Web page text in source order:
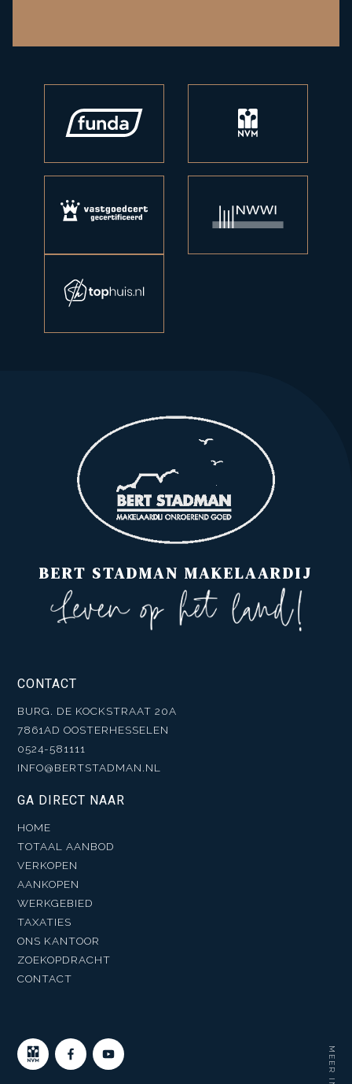
BERT STADMAN MAKELAARDIJ
CONTACT
BURG. DE KOCKSTRAAT 20A
7861AD OOSTERHESSELEN
0524-581111
INFO@BERTSTADMAN.NL
GA DIRECT NAAR
HOME
TOTAAL AANBOD
VERKOPEN
AANKOPEN
WERKGEBIED
TAXATIES
ONS KANTOOR
ZOEKOPDRACHT
CONTACT